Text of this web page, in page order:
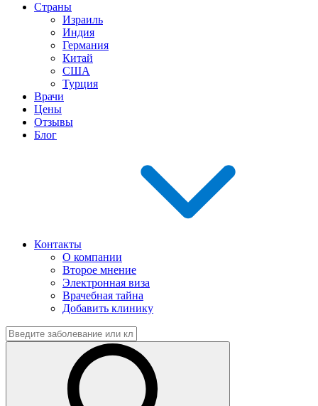
Страны
Израиль
Индия
Германия
Китай
США
Турция
Врачи
Цены
Отзывы
Блог
Контакты
О компании
Второе мнение
Электронная виза
Врачебная тайна
Добавить клинику